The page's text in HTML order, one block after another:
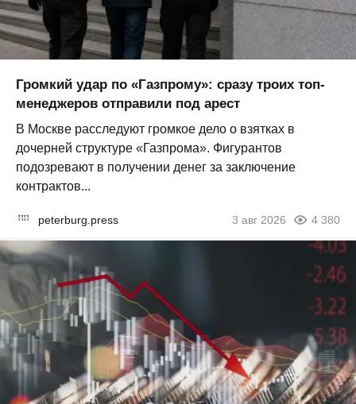
Громкий удар по «Газпрому»: сразу троих топ-
менеджеров отправили под арест
В Москве расследуют громкое дело о взятках в
дочерней структуре «Газпрома». Фигурантов
подозревают в получении денег за заключение
контрактов...
peterburg.press 3 авг 2026 4 380